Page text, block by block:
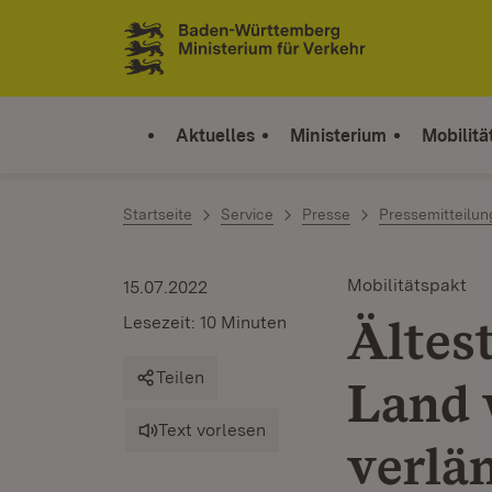
Zum Inhalt springen
Link zur Startseite
Aktuelles Ministerium
Startseite Service Presse
Mobilitätspakt
Land
15.07.2022
Lesezeit: 10 Minuten
Teilen
Text vorlesen